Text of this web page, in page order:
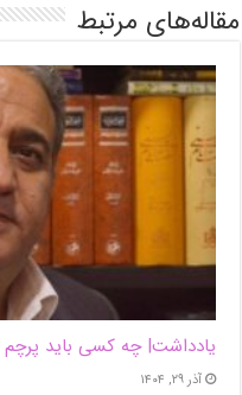
مقاله‌های مرتبط
یادداشت| ‌چه کسی باید
آذر ۲۹, ۱۴۰۴